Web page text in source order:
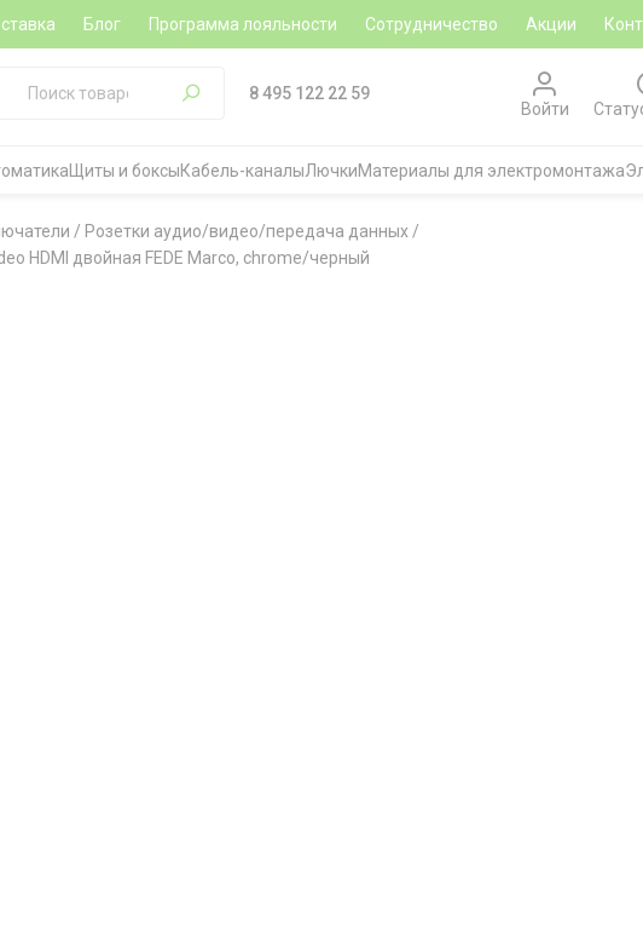
Блог Программа лояльности Сотрудничество Акции
8 495 122 22 59
Войти
Щиты и боксыКабель-каналыЛючкиМатериалы для электромонтажа
/ Розетки аудио/видео/передача данных /
HDMI двойная FEDE Marco, chrome/черный